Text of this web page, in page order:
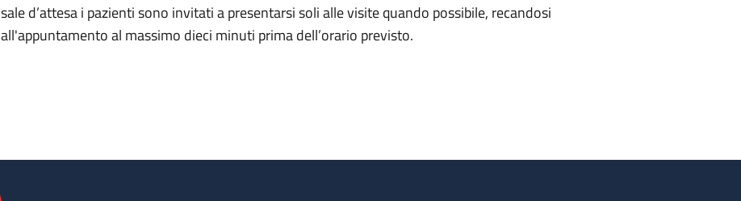
sale d’attesa i pazienti sono invitati a presentarsi soli alle visite quando possibile, recandosi
all'appuntamento al massimo dieci minuti prima dell’orario previsto.